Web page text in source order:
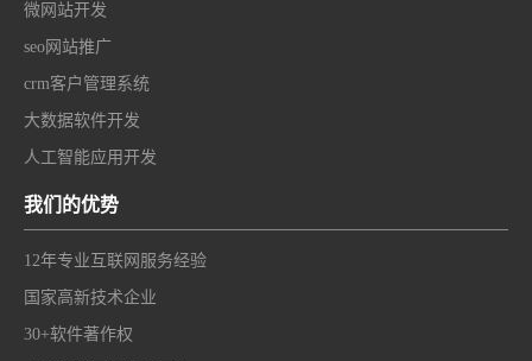
微网站开发
seo网站推广
crm客户管理系统
大数据软件开发
人工智能应用开发
我们的优势
12年专业互联网服务经验
国家高新技术企业
30+软件著作权